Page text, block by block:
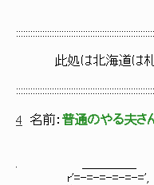
此処は北海道は札
4 名前： 普通のやる夫さ
r'=-=-=-=-=-=',